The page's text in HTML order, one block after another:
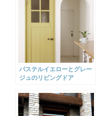
パステルイエローとグレー
ジュのリビングドア